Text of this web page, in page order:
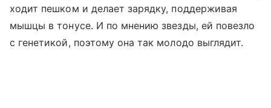
ходит пешком и делает зарядку, поддерживая
мышцы в тонусе. И по мнению звезды, ей повезло
с генетикой, поэтому она так молодо выглядит.